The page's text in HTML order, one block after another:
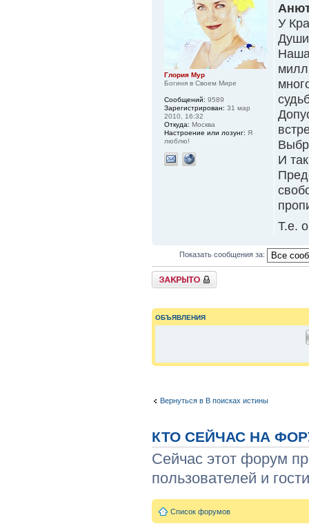
У
И
Т.е.
Глория Мур
Богиня в Своем Мире
Сообщений: 9589
Зарегистрирован: 31 мар
2010, 16:32
Откуда: Москва
Настроение или лозунг: Я
люблю!
Показать сообщения за:
{
TOPIC_LOCKED_SHORT
ОБЪЯВЛЕНИЯ
Вернуться в В поисках истины
КТО СЕЙЧАС НА
Сейчас этот форум
пользователей и
Список форумов